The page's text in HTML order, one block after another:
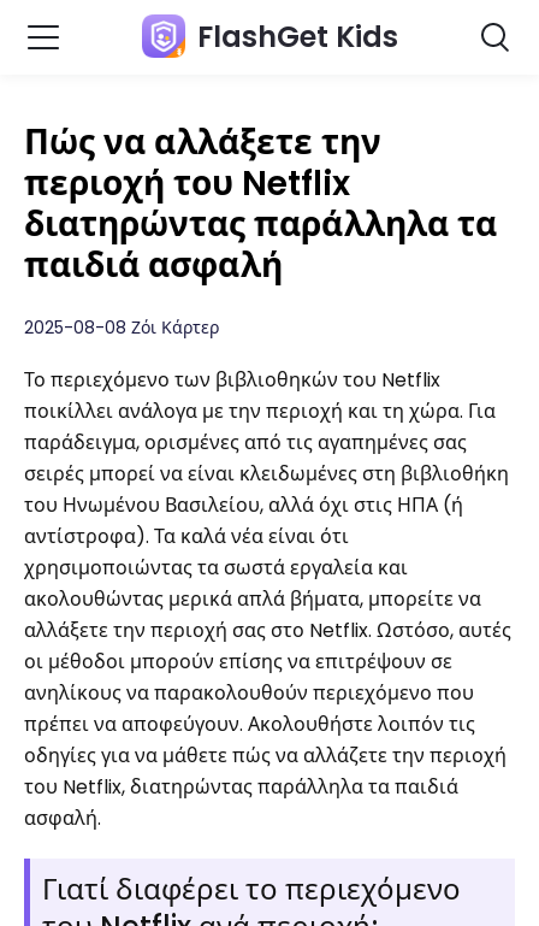
FlashGet Kids
Πώς να αλλάξετε την
περιοχή του Netflix
διατηρώντας παράλληλα τα
παιδιά ασφαλή
2025-08-08 Ζόι Κάρτερ
Το περιεχόμενο των βιβλιοθηκών του Netflix
ποικίλλει ανάλογα με την περιοχή και τη χώρα. Για
παράδειγμα, ορισμένες από τις αγαπημένες σας
σειρές μπορεί να είναι κλειδωμένες στη βιβλιοθήκη
του Ηνωμένου Βασιλείου, αλλά όχι στις ΗΠΑ (ή
αντίστροφα). Τα καλά νέα είναι ότι
χρησιμοποιώντας τα σωστά εργαλεία και
ακολουθώντας μερικά απλά βήματα, μπορείτε να
αλλάξετε την περιοχή σας στο Netflix. Ωστόσο, αυτές
οι μέθοδοι μπορούν επίσης να επιτρέψουν σε
ανηλίκους να παρακολουθούν περιεχόμενο που
πρέπει να αποφεύγουν. Ακολουθήστε λοιπόν τις
οδηγίες για να μάθετε πώς να αλλάζετε την περιοχή
του Netflix, διατηρώντας παράλληλα τα παιδιά
ασφαλή.
Γιατί διαφέρει το περιεχόμενο